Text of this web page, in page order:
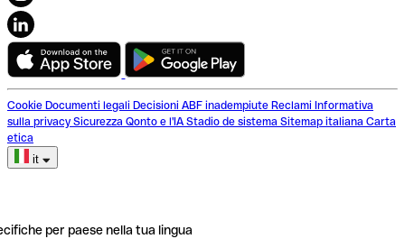
Cookie Documenti legali Decisioni ABF inadempiute Reclami Informativa
sulla privacy Sicurezza Qonto e l'IA Stadio de sistema Sitemap italiana Carta
etica
it
per paese nella tua lingua